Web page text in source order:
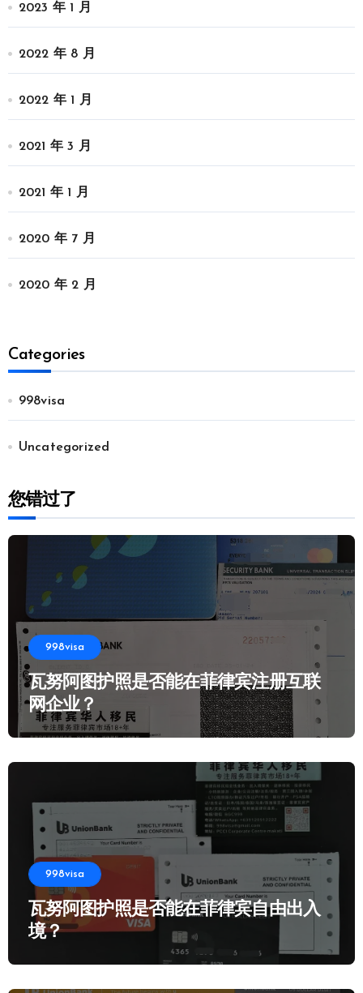
2023 年 1 月
2022 年 8 月
2022 年 1 月
2021 年 3 月
2021 年 1 月
2020 年 7 月
2020 年 2 月
Categories
998visa
Uncategorized
您错过了
998visa
瓦努阿图护照是否能在菲律宾注册互联
网企业？
998visa
瓦努阿图护照是否能在菲律宾自由出入
境？